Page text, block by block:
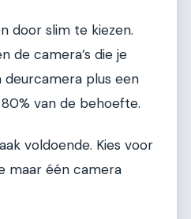
door slim te kiezen.
de camera’s die je
plus een
van de behoefte.
voldoende. Kies voor
maar één camera